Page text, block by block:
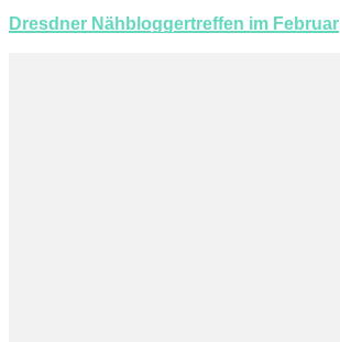
Dresdner Nähbloggertreffen im Februar